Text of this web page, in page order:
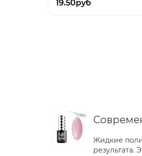
19.50руб
Жидкие
результата.